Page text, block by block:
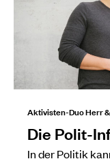
Aktivisten-Duo Herr
Die Polit-
In der Politik